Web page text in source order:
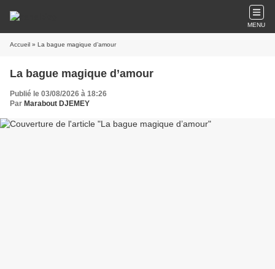
MENU
Accueil » La bague magique d’amour
La bague magique d’amour
Publié le 03/08/2026 à 18:26
Par Marabout DJEMEY